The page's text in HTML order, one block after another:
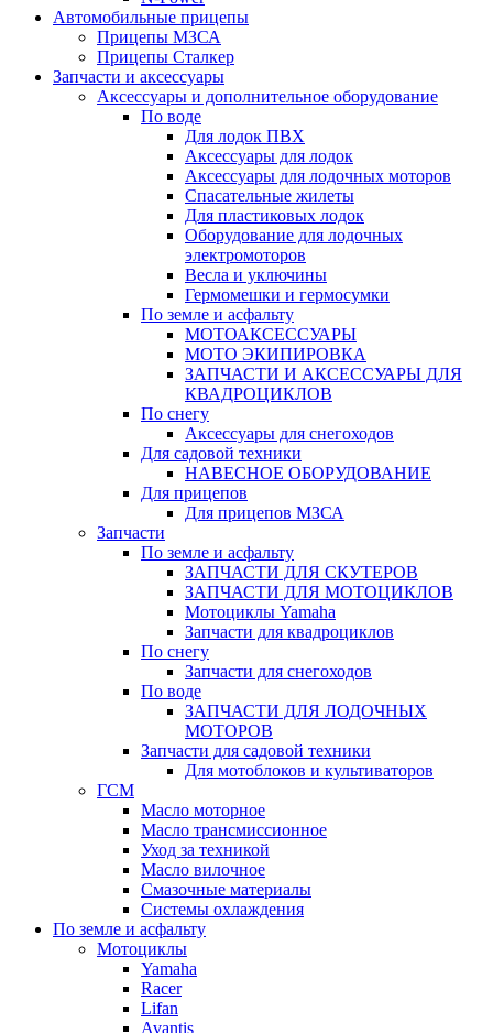
Автомобильные прицепы
Прицепы МЗСА
Прицепы Сталкер
Запчасти и аксессуары
Аксессуары и дополнительное оборудование
По воде
Для лодок ПВХ
Аксессуары для лодок
Аксессуары для лодочных моторов
Спасательные жилеты
Для пластиковых лодок
Оборудование для лодочных
электромоторов
Весла и уключины
Гермомешки и гермосумки
По земле и асфальту
МОТОАКСЕССУАРЫ
МОТО ЭКИПИРОВКА
ЗАПЧАСТИ И АКСЕССУАРЫ ДЛЯ
КВАДРОЦИКЛОВ
По снегу
Аксессуары для снегоходов
Для садовой техники
НАВЕСНОЕ ОБОРУДОВАНИЕ
Для прицепов
Для прицепов МЗСА
Запчасти
По земле и асфальту
ЗАПЧАСТИ ДЛЯ СКУТЕРОВ
ЗАПЧАСТИ ДЛЯ МОТОЦИКЛОВ
Мотоциклы Yamaha
Запчасти для квадроциклов
По снегу
Запчасти для снегоходов
По воде
ЗАПЧАСТИ ДЛЯ ЛОДОЧНЫХ
МОТОРОВ
Запчасти для садовой техники
Для мотоблоков и культиваторов
ГСМ
Масло моторное
Масло трансмиссионное
Уход за техникой
Масло вилочное
Смазочные материалы
Системы охлаждения
По земле и асфальту
Мотоциклы
Yamaha
Racer
Lifan
Avantis